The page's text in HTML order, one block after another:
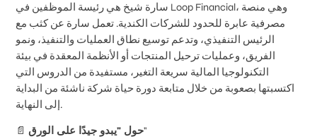
سارة شيخ هي رئيسة الموظفين في Loop Financial، وهي منصة
مصرفية عابرة للحدود للشركات الكندية. تعمل سارة عن كثب مع
الرئيس التنفيذي، وتدعم توسيع نطاق العمليات والتنفيذ، ونمو
الفريق، وعمليات ترحيل المنتجات أو الأنظمة المعقدة في بيئة
التكنولوجيا المالية سريعة التغير، مستفيدة من الدروس التي
اكتسبتها بصعوبة من خلال متابعة دورة حياة شركة ناشئة من البداية
إلى النهاية.
📄حول "يبدو جيدًا على الورق"